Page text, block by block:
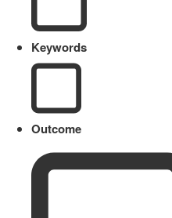
Keywords
Outcome